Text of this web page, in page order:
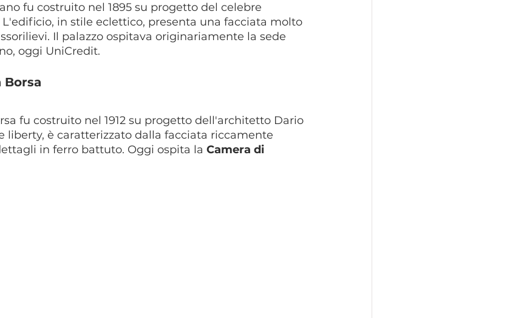
fu costruito nel 1895 su progetto del celebre
in stile eclettico, presenta una facciata molto
Il palazzo ospitava originariamente la sede
oggi UniCredit.
Borsa
fu costruito nel 1912 su progetto dell'architetto Dario
liberty, è caratterizzato dalla facciata riccamente
in ferro battuto. Oggi ospita la Camera di